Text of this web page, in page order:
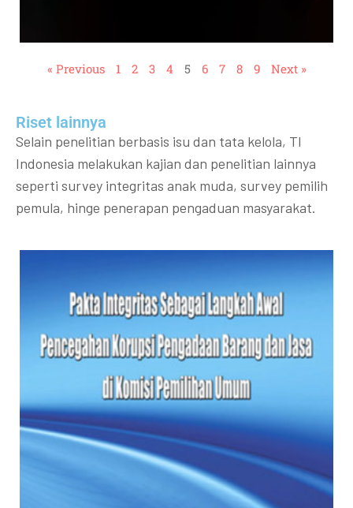
« Previous 1 2 3 4 5 6 7 8 9 Next »
Riset lainnya​​
Selain penelitian berbasis isu dan tata kelola, TI
Indonesia melakukan kajian dan penelitian lainnya
seperti survey integritas anak muda, survey pemilih
pemula, hinge penerapan pengaduan masyarakat.